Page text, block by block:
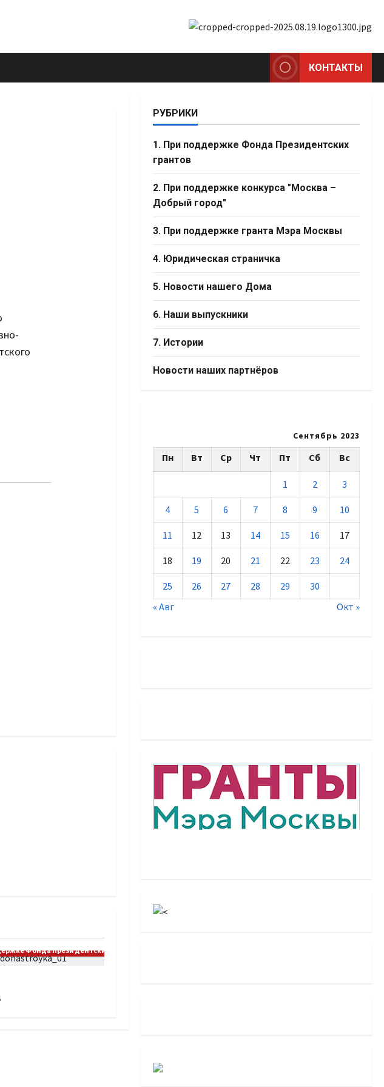
КОНТАКТЫ
Фонда Президентских грантов
РУБРИКИ
1. При поддержке Фонда Президентских
грантов
2. При поддержке конкурса "Москва –
Добрый город"
3. При поддержке гранта Мэра Москвы
4. Юридическая страничка
5. Новости нашего Дома
6. Наши выпускники
7. Истории
Новости наших партнёров
Сентябрь 2023
Пн Вт Ср Чт Пт Сб Вс
1 2 3
4 5 6 7 8 9 10
11 12 13 14 15 16 17
18 19 20 21 22 23 24
25 26 27 28 29
30
« Авг
Окт »